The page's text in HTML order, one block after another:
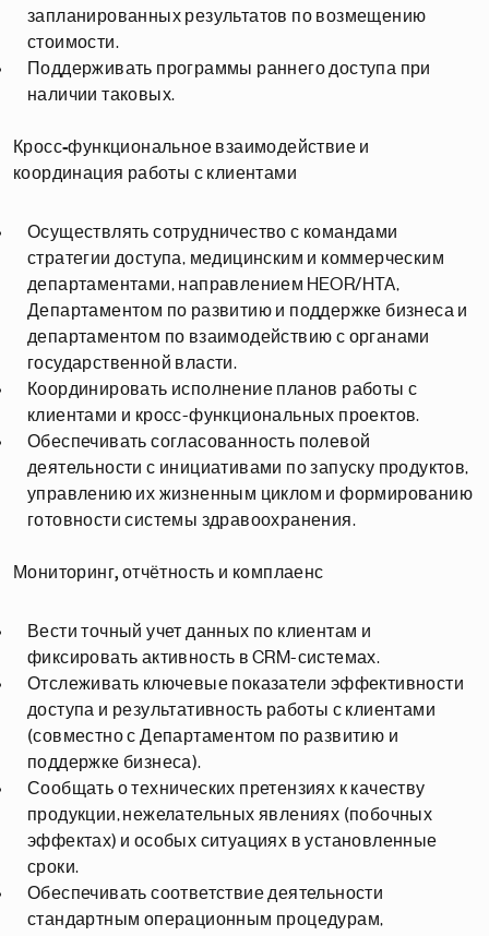
запланированных результатов по возмещению
стоимости.
Поддерживать программы раннего доступа при
наличии таковых.
Кросс-функциональное взаимодействие и
координация работы с клиентами
Осуществлять сотрудничество с командами
стратегии доступа, медицинским и коммерческим
департаментами, направлением HEOR/HTA,
Департаментом по развитию и поддержке бизнеса и
департаментом по взаимодействию с органами
государственной власти.
Координировать исполнение планов работы с
клиентами и кросс-функциональных проектов.
Обеспечивать согласованность полевой
деятельности с инициативами по запуску продуктов,
управлению их жизненным циклом и формированию
готовности системы здравоохранения.
Мониторинг, отчётность и комплаенс
Вести точный учет данных по клиентам и
фиксировать активность в CRM-системах.
Отслеживать ключевые показатели эффективности
доступа и результативность работы с клиентами
(совместно с Департаментом по развитию и
поддержке бизнеса).
Сообщать о технических претензиях к качеству
продукции, нежелательных явлениях (побочных
эффектах) и особых ситуациях в установленные
сроки.
Обеспечивать соответствие деятельности
стандартным операционным процедурам,